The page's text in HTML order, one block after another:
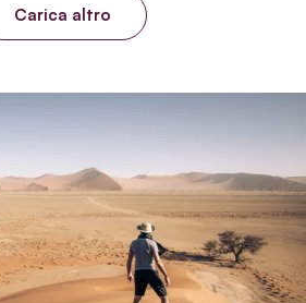
Carica altro